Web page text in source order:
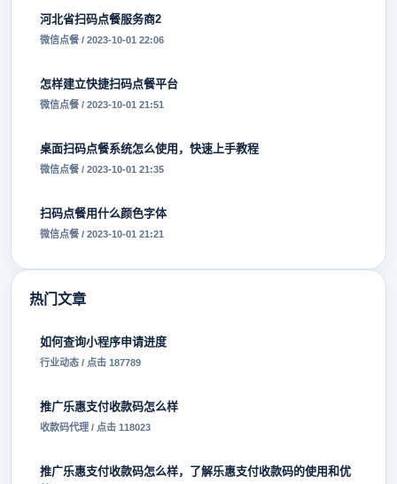
河北省扫码点餐服务商2
微信点餐 / 2023-10-01 22:06
怎样建立快捷扫码点餐平台
微信点餐 / 2023-10-01 21:51
桌面扫码点餐系统怎么使用，快速上手教程
微信点餐 / 2023-10-01 21:35
扫码点餐用什么颜色字体
微信点餐 / 2023-10-01 21:21
热门文章
如何查询小程序申请进度
行业动态 / 点击 187789
推广乐惠支付收款码怎么样
收款码代理 / 点击 118023
推广乐惠支付收款码怎么样，了解乐惠支付收款码的使用和优